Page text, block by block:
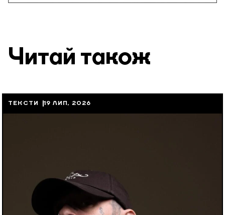
Читай також
ТЕКСТИ 19 ЛИП, 2026